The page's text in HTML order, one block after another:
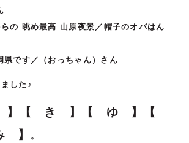
らの 眺め最高 山原夜景／帽子のオバはん
県です／（おっちゃん）さん
した♪
】【 き 】【 ゆ 】【
】
。